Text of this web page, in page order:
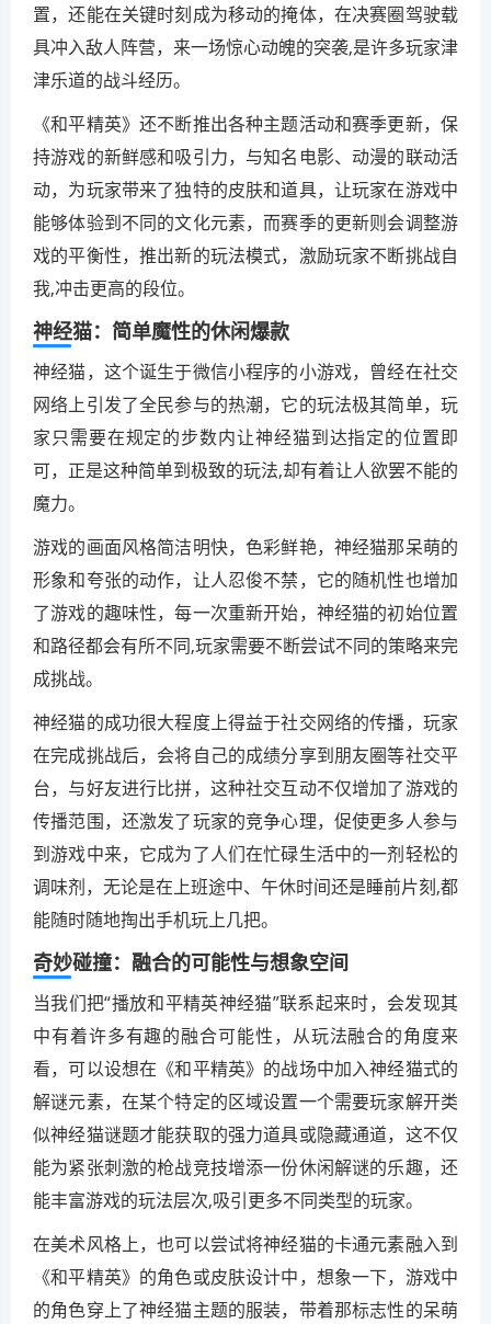
置，还能在关键时刻成为移动的掩体，在决赛圈驾驶载
具冲入敌人阵营，来一场惊心动魄的突袭,是许多玩家津
津乐道的战斗经历。
《和平精英》还不断推出各种主题活动和赛季更新，保
持游戏的新鲜感和吸引力，与知名电影、动漫的联动活
动，为玩家带来了独特的皮肤和道具，让玩家在游戏中
能够体验到不同的文化元素，而赛季的更新则会调整游
戏的平衡性，推出新的玩法模式，激励玩家不断挑战自
我,冲击更高的段位。
神经猫：简单魔性的休闲爆款
神经猫，这个诞生于微信小程序的小游戏，曾经在社交
网络上引发了全民参与的热潮，它的玩法极其简单，玩
家只需要在规定的步数内让神经猫到达指定的位置即
可，正是这种简单到极致的玩法,却有着让人欲罢不能的
魔力。
游戏的画面风格简洁明快，色彩鲜艳，神经猫那呆萌的
形象和夸张的动作，让人忍俊不禁，它的随机性也增加
了游戏的趣味性，每一次重新开始，神经猫的初始位置
和路径都会有所不同,玩家需要不断尝试不同的策略来完
成挑战。
神经猫的成功很大程度上得益于社交网络的传播，玩家
在完成挑战后，会将自己的成绩分享到朋友圈等社交平
台，与好友进行比拼，这种社交互动不仅增加了游戏的
传播范围，还激发了玩家的竞争心理，促使更多人参与
到游戏中来，它成为了人们在忙碌生活中的一剂轻松的
调味剂，无论是在上班途中、午休时间还是睡前片刻,都
能随时随地掏出手机玩上几把。
奇妙碰撞：融合的可能性与想象空间
当我们把“播放和平精英神经猫”联系起来时，会发现其
中有着许多有趣的融合可能性，从玩法融合的角度来
看，可以设想在《和平精英》的战场中加入神经猫式的
解谜元素，在某个特定的区域设置一个需要玩家解开类
似神经猫谜题才能获取的强力道具或隐藏通道，这不仅
能为紧张刺激的枪战竞技增添一份休闲解谜的乐趣，还
能丰富游戏的玩法层次,吸引更多不同类型的玩家。
在美术风格上，也可以尝试将神经猫的卡通元素融入到
《和平精英》的角色或皮肤设计中，想象一下，游戏中
的角色穿上了神经猫主题的服装，带着那标志性的呆萌